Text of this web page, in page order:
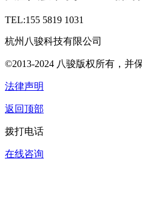
TEL:155 5819 1031
杭州八骏科技有限公司
©2013-2024 八骏版权所有，并
法律声明
返回顶部
拨打电话
在线咨询